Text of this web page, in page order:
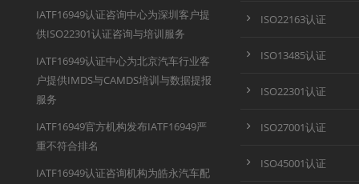
IATF16949认证咨询中心为深圳客户提
供ISO22301认证咨询与培训服务
IATF16949认证中心为北京汽车行业客
户提供IMDS与CAMDS培训与数据提报
服务
IATF16949官方机构发布IATF16949严
重不符合排名
IATF16949认证咨询机构为皓永汽车配
ISO22163认证
ISO13485认证
ISO22301认证
ISO27001认证
ISO45001认证